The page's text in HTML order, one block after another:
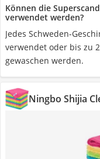
Können die
verwendet werden?
Jedes Schweden-
verwendet oder bis zu
gewaschen werden.
Ningbo Shijia